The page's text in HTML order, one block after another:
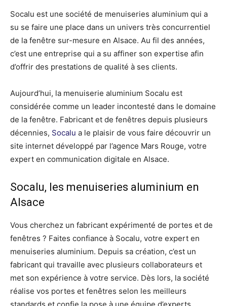
Socalu est une société de menuiseries aluminium qui a
su se faire une place dans un univers très concurrentiel
de la fenêtre sur-mesure en Alsace. Au fil des années,
c’est une entreprise qui a su affiner son expertise afin
d’offrir des prestations de qualité à ses clients.
Aujourd’hui, la menuiserie aluminium Socalu est
considérée comme un leader incontesté dans le domaine
de la fenêtre. Fabricant et de fenêtres depuis plusieurs
décennies, Socalu a le plaisir de vous faire découvrir un
site internet développé par l’agence Mars Rouge, votre
expert en communication digitale en Alsace.
Socalu, les menuiseries aluminium en
Alsace
Vous cherchez un fabricant expérimenté de portes et de
fenêtres ? Faites confiance à Socalu, votre expert en
menuiseries aluminium. Depuis sa création, c’est un
fabricant qui travaille avec plusieurs collaborateurs et
met son expérience à votre service. Dès lors, la société
réalise vos portes et fenêtres selon les meilleurs
standards et confie la pose à une équipe d’experts